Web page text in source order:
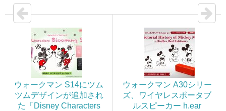
ウォークマン S14にツム
ツムデザインが追加され
た「Disney Characters
ウォークマン A30シリー
ズ、ワイヤレスポータブ
ルスピーカー h.ear